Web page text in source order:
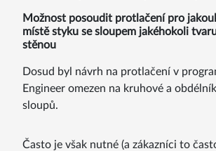
Možnost posoudit protlačení pro
místě styku se sloupem jakéhokoli
stěnou
Dosud byl návrh na protlačení v
Engineer omezen na kruhové a
sloupů.
Často je však nutné (a zákazníci to